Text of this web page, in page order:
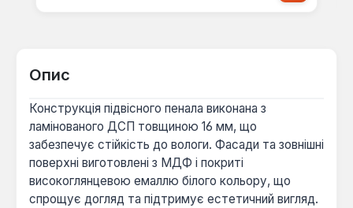
Опис
Конструкція підвісного пенала виконана з
ламінованого ДСП товщиною 16 мм, що
забезпечує стійкість до вологи. Фасади та зовнішні
поверхні виготовлені з МДФ і покриті
високоглянцевою емаллю білого кольору, що
спрощує догляд та підтримує естетичний вигляд.